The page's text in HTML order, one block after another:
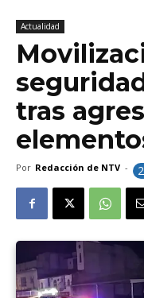
Actualidad
tras
Por Redacción de NTV -